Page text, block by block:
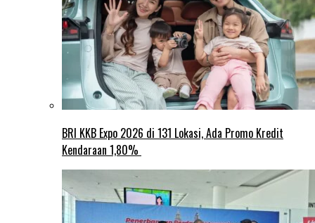
BRI KKB Expo 2026 di 131 Lokasi, Ada Promo Kredit
Kendaraan 1,80%